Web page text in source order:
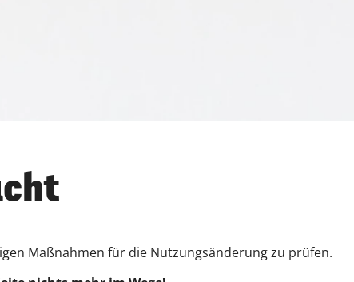
Maßnahmen für die Nutzungsänderung zu prüfen.